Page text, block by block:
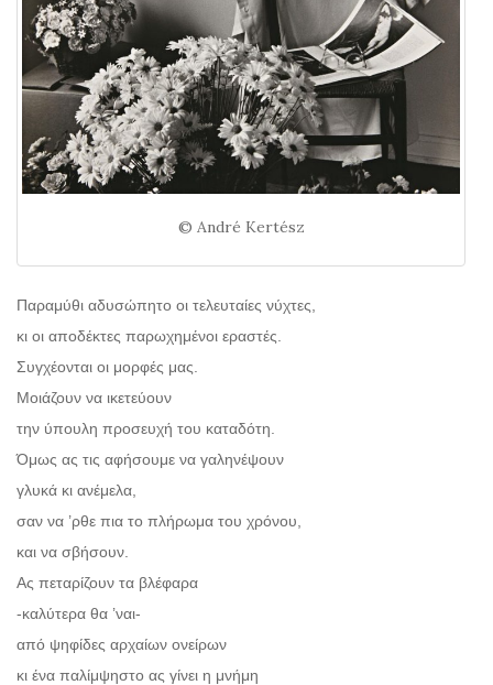
© André Kertész
Παραμύθι αδυσώπητο οι τελευταίες νύχτες,
κι οι αποδέκτες παρωχημένοι εραστές.
Συγχέονται οι μορφές μας.
Μοιάζουν να ικετεύουν
την ύπουλη προσευχή του καταδότη.
Όμως ας τις αφήσουμε να γαληνέψουν
γλυκά κι ανέμελα,
σαν να ’ρθε πια το πλήρωμα του χρόνου,
και να σβήσουν.
Ας πεταρίζουν τα βλέφαρα
-καλύτερα θα ’ναι-
από ψηφίδες αρχαίων ονείρων
κι ένα παλίμψηστο ας γίνει η μνήμη